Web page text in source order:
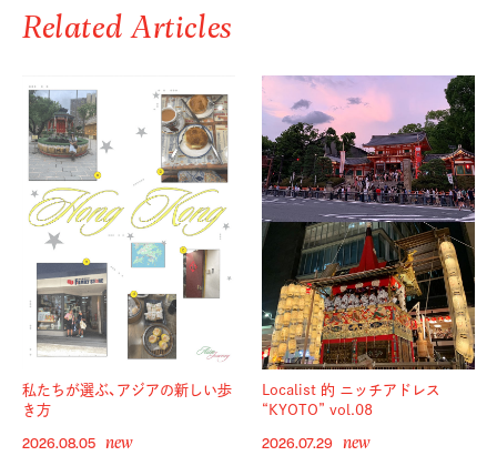
Related Articles
私たちが選ぶ、アジアの新しい歩
き方
2026.08.05 new
Localist 的 ニッチアドレス
“KYOTO” vol.08
2026.07.29 new